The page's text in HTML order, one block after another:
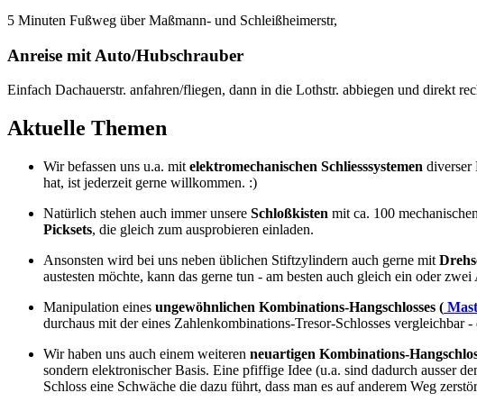
5 Minuten Fußweg über Maßmann- und Schleißheimerstr,
Anreise mit Auto/Hubschrauber
Einfach Dachauerstr. anfahren/fliegen, dann in die Lothstr. abbiegen und direkt
Aktuelle Themen
Wir befassen uns u.a. mit elektromechanischen Schliesssystemen diverser
hat, ist jederzeit gerne willkommen. :)
Natürlich stehen auch immer unsere Schloßkisten mit ca. 100
Picksets, die gleich zum ausprobieren einladen.
Ansonsten wird bei uns neben üblichen Stiftzylindern auch gerne mit
austesten möchte, kann das gerne tun - am besten auch gleich ein oder
Manipulation eines ungewöhnlichen Kombinations-Hangschlosses (
durchaus mit der eines Zahlenkombinations-Tresor-Schlosses
Wir haben uns auch einem weiteren neuartigen Kombinations-
sondern elektronischer Basis. Eine pfiffige Idee (u.a. sind dadurch ausser
Schloss eine Schwäche die dazu führt, dass man es auf anderem Weg